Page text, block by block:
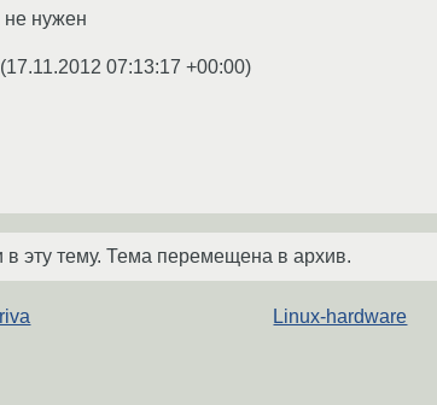
не нужен
(17.11.2012 07:13:17 +00:00)
эту тему. Тема перемещена в архив.
Linux-hardware